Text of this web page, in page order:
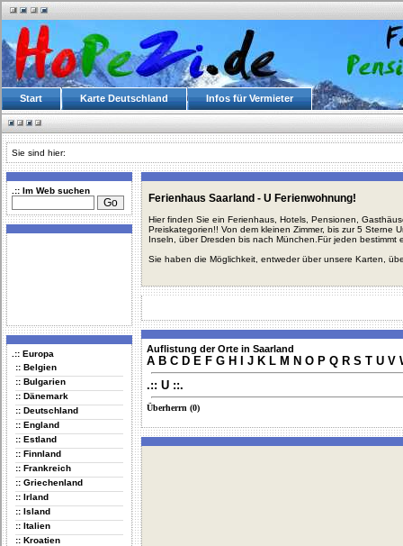
Start Karte Deutschland Infos für Vermieter
Sie sind hier:
.:: Im Web suchen
.:: Europa
:: Belgien
:: Bulgarien
:: Dänemark
:: Deutschland
:: England
:: Estland
:: Finnland
:: Frankreich
:: Griechenland
:: Irland
:: Island
:: Italien
:: Kroatien
Ferienhaus Saarland - U Ferienwohnung!
Hier finden Sie ein Ferienhaus, Hotels, Pensionen,
Preiskategorien!! Von dem kleinen Zimmer, bis zur 5 Sterne
Inseln, über Dresden bis nach München.Für jeden bestimmt
Sie haben die Möglichkeit, entweder über unsere Karten,
Auflistung der Orte in Saarland
A B C D E F G H J K L M N O P Q R S T U V
.:: U ::.
Überherrn (0)